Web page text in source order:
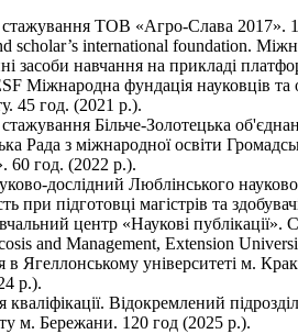
ТОВ «Агро-Слава 2017».
scholar’s international foundation.
засоби навчання на прикладі
Міжнародна фундація науковців
45 год. (2021 р.).
Більче-Золотецька
Рада з міжнародної освіти
60 год. (2022 р.).
дослідний Люблінського
при підготовці магістрів та
центр «Наукові публікації».
and Management, Extension
Ягеллонському університеті м.
р.).
Відокремлений
м. Бережани. 120 год (2025 р.).